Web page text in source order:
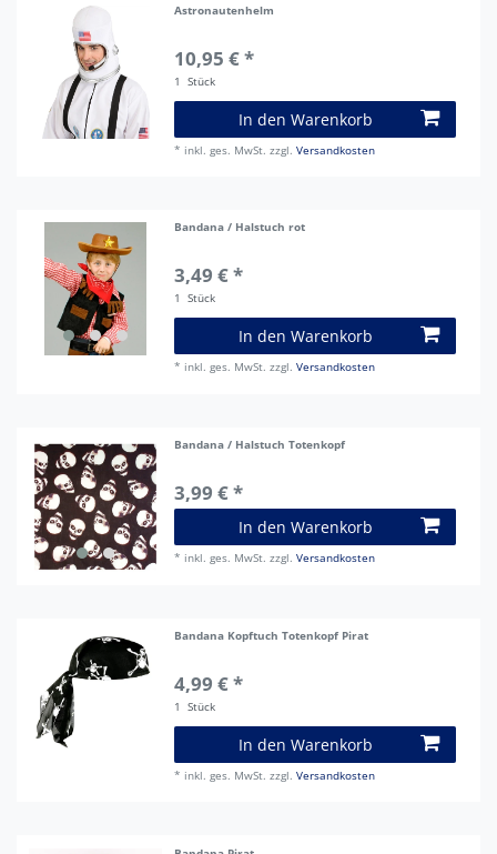
Astronautenhelm
10,95 € *
1 Stück
In den Warenkorb
* inkl. ges. MwSt. zzgl.Versandkosten
Bandana / Halstuch rot
3,49 € *
1 Stück
In den Warenkorb
* inkl. ges. MwSt. zzgl.Versandkosten
Bandana / Halstuch Totenkopf
3,99 € *
In den Warenkorb
* inkl. ges. MwSt. zzgl.Versandkosten
Bandana Kopftuch Totenkopf Pirat
4,99 € *
1 Stück
In den Warenkorb
* inkl. ges. MwSt. zzgl.Versandkosten